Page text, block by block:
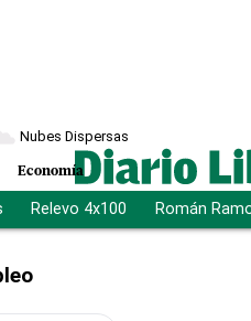
Nubes Dispersas
Economía
Relevo 4x100 Román